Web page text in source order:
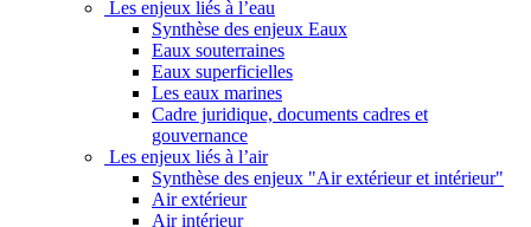
Les enjeux liés à l’eau
Synthèse des enjeux Eaux
Eaux souterraines
Eaux superficielles
Les eaux marines
Cadre juridique, documents cadres et
gouvernance
Les enjeux liés à l’air
Synthèse des enjeux "Air extérieur et intérieur"
Air extérieur
Air intérieur